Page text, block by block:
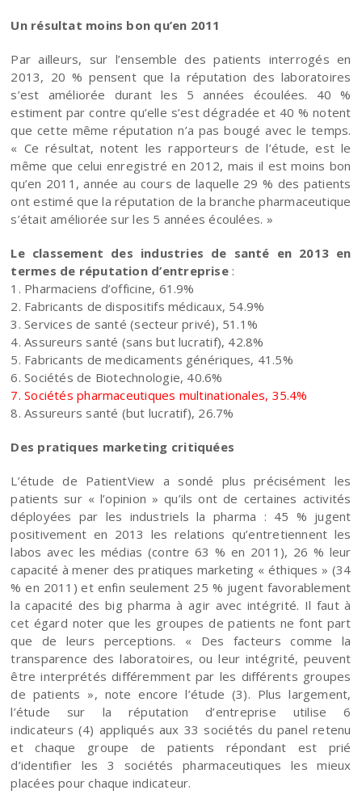
Un résultat moins bon qu’en 2011
Par ailleurs, sur l’ensemble des patients interrogés en
2013, 20 % pensent que la réputation des laboratoires
s’est améliorée durant les 5 années écoulées. 40 %
estiment par contre qu’elle s’est dégradée et 40 % notent
que cette même réputation n’a pas bougé avec le temps.
« Ce résultat, notent les rapporteurs de l’étude, est le
même que celui enregistré en 2012, mais il est moins bon
qu’en 2011, année au cours de laquelle 29 % des patients
ont estimé que la réputation de la branche pharmaceutique
s’était améliorée sur les 5 années écoulées. »
Le classement des industries de santé en 2013 en
termes de réputation d’entreprise:
1. Pharmaciens d’officine, 61.9%
2. Fabricants de dispositifs médicaux, 54.9%
3. Services de santé (secteur privé), 51.1%
4. Assureurs santé (sans but lucratif), 42.8%
5. Fabricants de medicaments génériques, 41.5%
6. Sociétés de Biotechnologie, 40.6%
7. Sociétés pharmaceutiques multinationales, 35.4%
8. Assureurs santé (but lucratif), 26.7%
Des pratiques marketing critiquées
L’étude de PatientView a sondé plus précisément les
patients sur « l’opinion » qu’ils ont de certaines activités
déployées par les industriels la pharma : 45 % jugent
positivement en 2013 les relations qu’entretiennent les
labos avec les médias (contre 63 % en 2011), 26 % leur
capacité à mener des pratiques marketing « éthiques » (34
% en 2011) et enfin seulement 25 % jugent favorablement
la capacité des big pharma à agir avec intégrité. Il faut à
cet égard noter que les groupes de patients ne font part
que de leurs perceptions. « Des facteurs comme la
transparence des laboratoires, ou leur intégrité, peuvent
être interprétés différemment par les différents groupes
de patients », note encore l’étude (3). Plus largement,
l’étude sur la réputation d’entreprise utilise 6
indicateurs (4) appliqués aux 33 sociétés du panel retenu
et chaque groupe de patients répondant est prié
d’identifier les 3 sociétés pharmaceutiques les mieux
placées pour chaque indicateur.